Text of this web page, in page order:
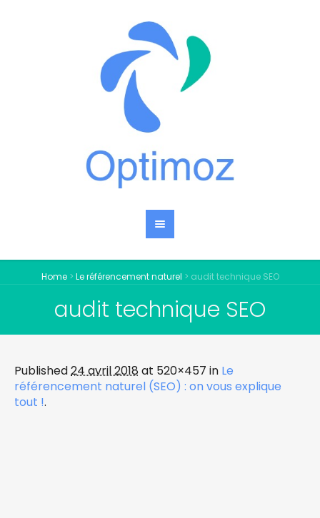
Home > Le référencement naturel > audit technique SEO
audit technique SEO
Published24 avril 2018 at 520×457 in Le
référencement naturel (SEO) : on vous explique
tout !.